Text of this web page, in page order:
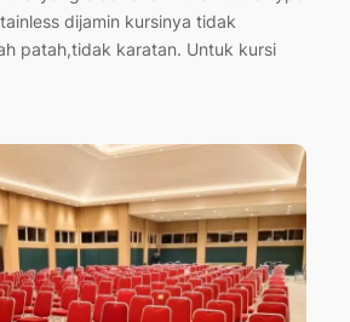
dijamin kursinya tidak
patah,tidak karatan. Untuk kursi